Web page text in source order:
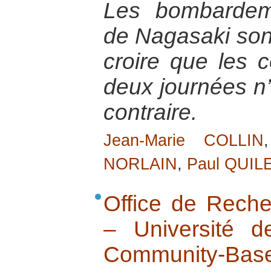
Les
de Nagasaki
croire que les
deux journées
contraire.
Jean-Marie COLLIN
NORLAIN, Paul
Office de
– Université
Community-